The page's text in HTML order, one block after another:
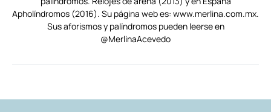
Apholíndromos (2016). Su página web es: www.merlina.com.mx.
Sus aforismos y palíndromos pueden leerse en
@MerlinaAcevedo